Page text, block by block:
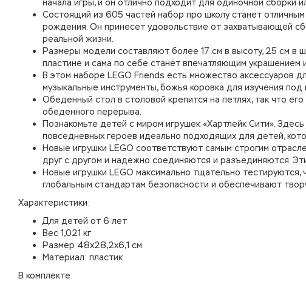
Состоящий из 605 частей набор про школу станет
рождения. Он принесет удовольствие от захватывающей
реальной жизни.
Размеры модели составляют более 17 см в высоту, 25 см в
пластине и сама по себе станет впечатляющим украшением
В этом наборе LEGO Friends есть множество аксессуаров
музыкальные инструменты, божья коровка для изучения под
Обеденный стол в столовой крепится на петлях, так что
обеденного перерыва.
Познакомьте детей с миром игрушек «Хартлейк Сити».
повседневных героев идеально подходящих для детей,
Новые игрушки LEGO соответствуют самым строгим
друг с другом и надежно соединяются и разъединяются.
Новые игрушки LEGO максимально тщательно
глобальным стандартам безопасности и обеспечивают
Характеристики:
Для детей от 6 лет
Вес 1,021 кг
Размер 48x28,2x6,1 см
Материал: пластик
В комплекте: